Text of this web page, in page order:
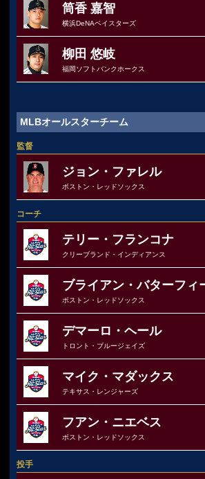
筒香 嘉智
横浜DeNAベイスターズ
柳田 悠岐
福岡ソフトバンクホークス
MLBオールスターチーム
監督
ジョン・ファレル
ボストン・レッドソックス
コーチ
テリー・フランコナ
クリーブランド・インディアンス
ブライアン・バターフィ
ボストン・レッドソックス
デマーロ・ヘール
トロント・ブルージェイズ
マイク・マダックス
テキサス・レンジャーズ
フアン・ニエベス
ボストン・レッドソックス
投手